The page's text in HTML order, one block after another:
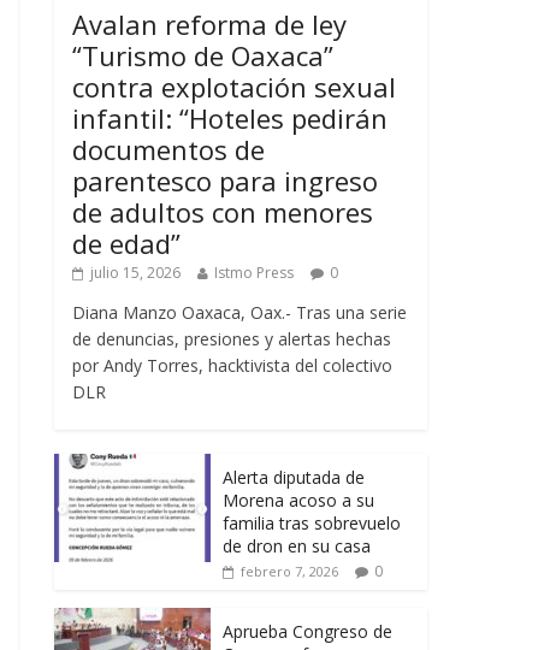
Avalan reforma de ley
“Turismo de Oaxaca”
contra explotación sexual
infantil: “Hoteles pedirán
documentos de
parentesco para ingreso
de adultos con menores
de edad”
julio 15, 2026 Istmo Press 0
Diana Manzo Oaxaca, Oax.- Tras una serie
de denuncias, presiones y alertas hechas
por Andy Torres, hacktivista del colectivo
DLR
Alerta diputada de
Morena acoso a su
familia tras sobrevuelo
de dron en su casa
febrero 7, 2026 0
Aprueba Congreso de